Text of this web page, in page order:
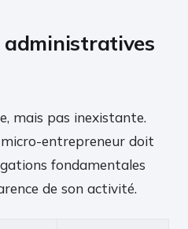
administratives
mais pas inexistante.
entrepreneur doit
fondamentales
de son activité.